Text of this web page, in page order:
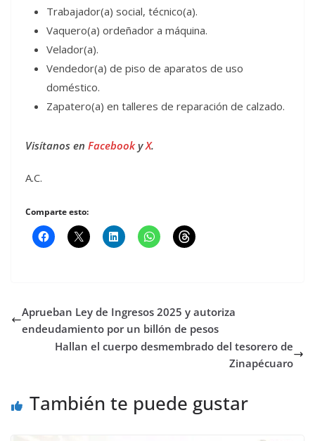
Trabajador(a) social, técnico(a).
Vaquero(a) ordeñador a máquina.
Velador(a).
Vendedor(a) de piso de aparatos de uso
doméstico.
Zapatero(a) en talleres de reparación de calzado.
Visítanos en FacebookyX.
A.C.
Comparte esto:
Aprueban Ley de Ingresos 2025 y autoriza
endeudamiento por un billón de pesos
Hallan el cuerpo desmembrado del tesorero de
Zinapécuaro
También te puede gustar